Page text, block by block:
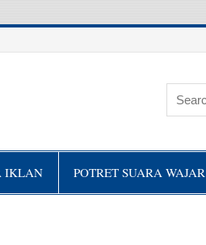
IKLAN POTRET SUARA WAJAR